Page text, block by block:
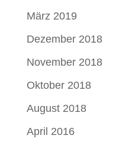
März 2019
Dezember 2018
November 2018
Oktober 2018
August 2018
April 2016